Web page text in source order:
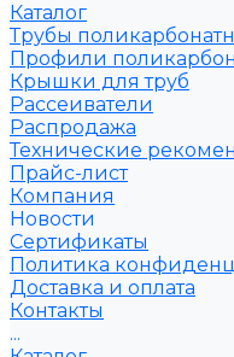
Каталог
Трубы
Профили
Крышки для труб
Рассеиватели
Распродажа
Технические
Прайс-лист
Компания
Новости
Сертификаты
Политика
Доставка и оплата
Контакты
...